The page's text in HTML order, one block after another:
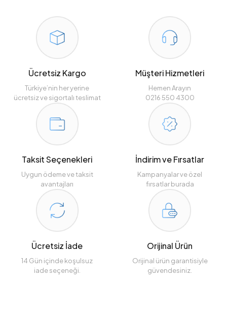
Ücretsiz Kargo
Türkiye’nin her yerine
ücretsiz ve sigortalı teslimat
Müşteri Hizmetleri
Hemen Arayın
0216 550 4300
Taksit Seçenekleri
Uygun ödeme ve taksit
avantajları
İndirim ve Fırsatlar
Kampanyalar ve özel
fırsatlar burada
Ücretsiz İade
14 Gün içinde koşulsuz
iade seçeneği.
Orijinal Ürün
Orijinal ürün garantisiyle
güvendesiniz.